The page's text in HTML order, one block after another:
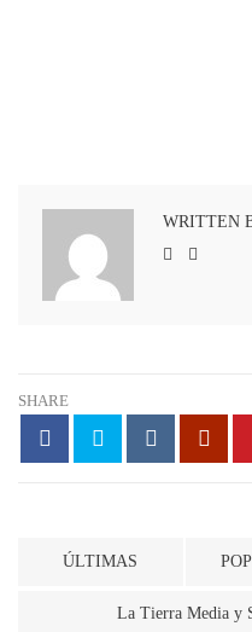
WRITTEN
SHARE
ÚLTIMAS
La Tierra Media y